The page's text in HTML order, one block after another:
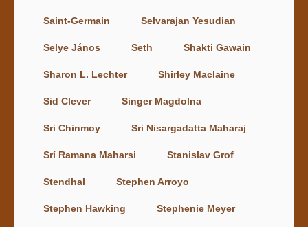
Saint-Germain Selvarajan Yesudian
Selye János Seth Shakti Gawain
Sharon L. Lechter Shirley Maclaine
Sid Clever Singer Magdolna
Sri Chinmoy Sri Nisargadatta Maharaj
Srí Ramana Maharsi Stanislav Grof
Stendhal Stephen Arroyo
Stephen Hawking Stephenie Meyer